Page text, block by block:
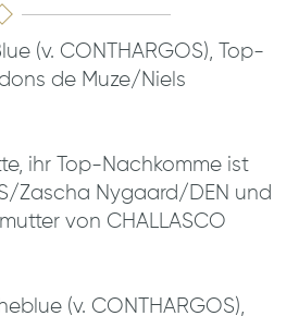
(v. CONTHARGOS), Top-
de Muze/Niels
ihr Top-Nachkomme ist
Zascha Nygaard/DEN und
von CHALLASCO
(v. CONTHARGOS),